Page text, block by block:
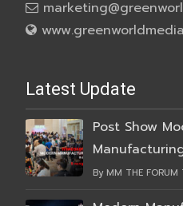
Latest Update
Post Show
By MM THE